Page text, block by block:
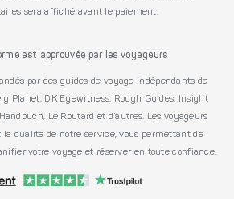
sera affiché avant le paiement.
est approuvée par les voyageurs
par des guides de voyage indépendants de
Planet, DK Eyewitness, Rough Guides, Insight
Le Routard et d’autres. Les voyageurs
qualité de notre service, vous permettant de
votre voyage et réserver en toute confiance.